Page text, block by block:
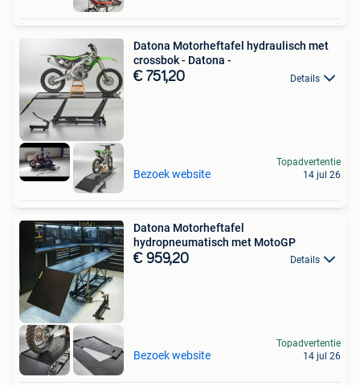
Datona Motorheftafel hydraulisch met
crossbok - Datona -
€ 751,20 Details
Bezoek website
Topadvertentie
14 jul 26
Datona Motorheftafel
hydropneumatisch met MotoGP
€ 959,20 Details
Bezoek website
Topadvertentie
14 jul 26